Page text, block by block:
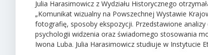
Julia Harasimowicz z Wydziału Historycznego
„Komunikat wizualny na Powszechnej Wystawie
fotografię, sposoby ekspozycji. Przedstawione
psychologii widzenia oraz świadomego stosowania
Iwona Luba. Julia Harasimowicz studiuje w Instytucie